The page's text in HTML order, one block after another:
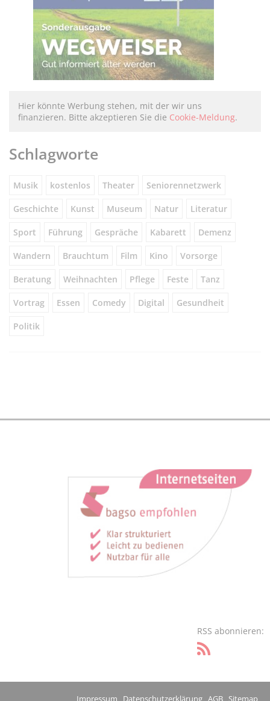
Hier könnte Werbung stehen, mit der wir uns
finanzieren. Bitte akzeptieren Sie die Cookie-Meldung.
Schlagworte
Musik kostenlos Theater Seniorennetzwerk
Geschichte Kunst Museum Natur Literatur
Sport Führung Gespräche Kabarett Demenz
Wandern Brauchtum Film Kino Vorsorge
Beratung Weihnachten Pflege Feste Tanz
Vortrag Essen Comedy Digital Gesundheit
Politik
RSS abonnieren:
Impressum Datenschutzerklärung AGB Sitemap